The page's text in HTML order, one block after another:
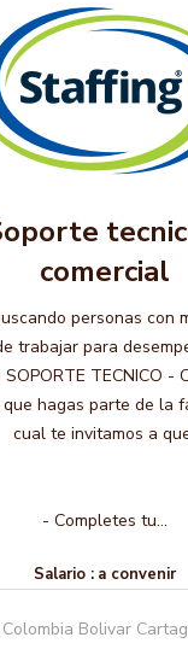
comercial
personas con
trabajar para
TECNICO -
hagas parte de la
cual te invitamos a
- Completes tu...
Salario : a convenir
Colombia Bolivar